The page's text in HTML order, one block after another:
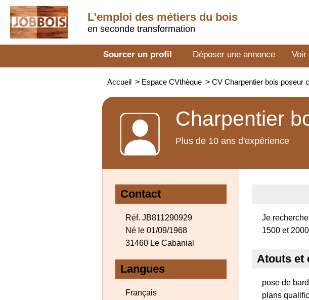
L'emploi des métiers du bois
en seconde transformation
Sourcer un profil Déposer une annonce Voir
Accueil > Espace CVthèque > CV Charpentier bois poseur
Charpentier
Plus de 10 ans d'expérience
Contact
Réf. JB811290929
Né le 01/09/1968
31460 Le Cabanial
Langues
Français
Je
1500 et
Atouts et
pose de
plans